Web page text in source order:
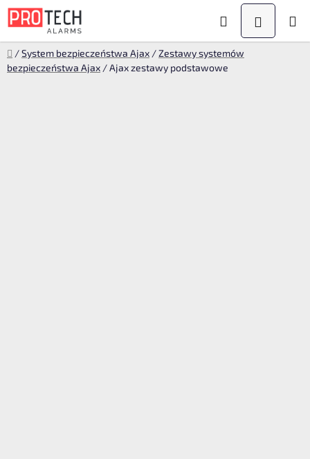
Przejść
do
Szukaj KOSZYK
Home
/System bezpieczeństwa Ajax /Zestawy systemów
bezpieczeństwa Ajax /Ajax zestawy podstawowe